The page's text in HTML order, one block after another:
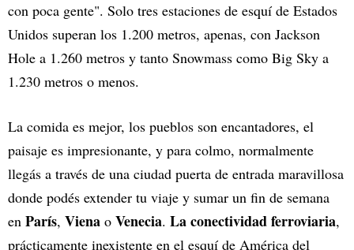
con poca gente". Solo tres estaciones de esquí de Estados
Unidos superan los 1.200 metros, apenas, con Jackson
Hole a 1.260 metros y tanto Snowmass como Big Sky a
1.230 metros o menos.
La comida es mejor, los pueblos son encantadores, el
paisaje es impresionante, y para colmo, normalmente
llegás a través de una ciudad puerta de entrada maravillosa
donde podés extender tu viaje y sumar un fin de semana
en París, Viena o Venecia. La conectividad ferroviaria,
prácticamente inexistente en el esquí de América del